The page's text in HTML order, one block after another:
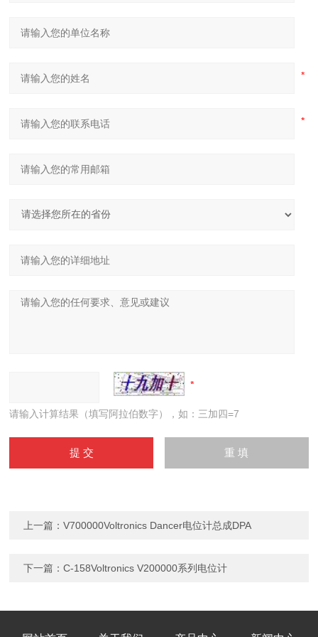
请输入计算结果（填写阿拉伯数字），如：三加四=7
上一篇：V700000Voltronics Dancer电位计总成DPA
下一篇：C-158Voltronics V200000系列电位计